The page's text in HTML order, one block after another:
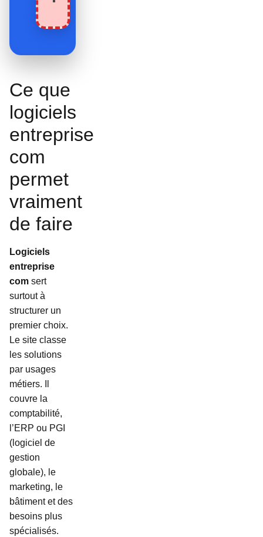
Ce que
logiciels
entreprise
com
permet
vraiment
de faire
Logiciels
entreprise
com sert
surtout à
structurer un
premier choix.
Le site classe
les solutions
par usages
métiers. Il
couvre la
comptabilité,
l’ERP ou PGI
(logiciel de
gestion
globale), le
marketing, le
bâtiment et des
besoins plus
spécialisés.